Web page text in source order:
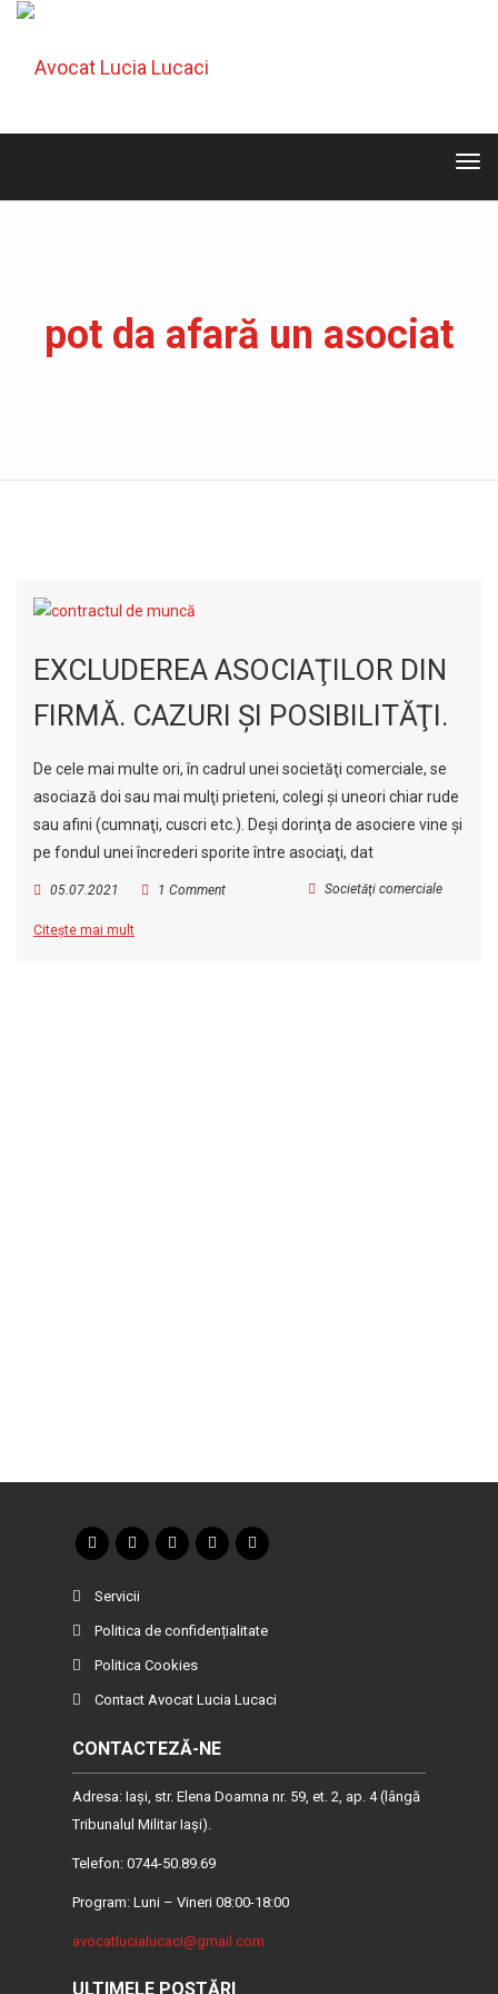
pot da afară un asociat
EXCLUDEREA ASOCIAŢILOR DIN
FIRMĂ. CAZURI ŞI POSIBILITĂŢI.
De cele mai multe ori, în cadrul unei societăţi comerciale, se
asociază doi sau mai mulţi prieteni, colegi şi uneori chiar rude
sau afini (cumnaţi, cuscri etc.). Deşi dorinţa de asociere vine şi
pe fondul unei încrederi sporite între asociaţi, dat
05.07.2021 Societăţi comerciale
1 Comment
Citește mai mult
Servicii
Politica de confidențialitate
Politica Cookies
Contact Avocat Lucia Lucaci
CONTACTEZĂ-NE
Adresa: Iaşi, str. Elena Doamna nr. 59, et. 2, ap. 4 (lângă
Tribunalul Militar Iaşi).
Telefon: 0744-50.89.69
Program: Luni – Vineri 08:00-18:00
avocatlucialucaci@gmail.com
ULTIMELE POSTĂRI